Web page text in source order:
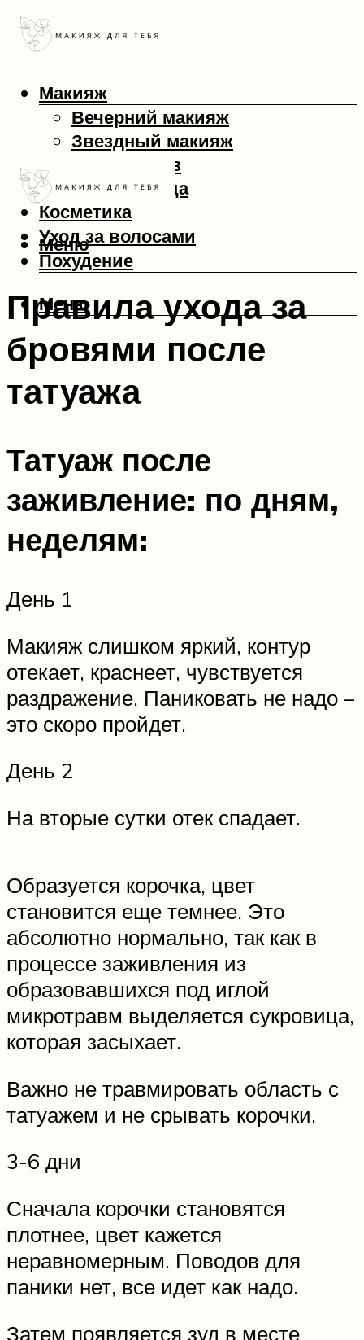
Макияж
Вечерний макияж
Звездный макияж
Макияж глаз
Макияж лица
Косметика
Уход за волосами
Похудение
Меню
Меню
Правила ухода за
бровями после
татуажа
Татуаж после
заживление: по дням,
неделям:
День 1
Макияж слишком яркий, контур
отекает, краснеет, чувствуется
раздражение. Паниковать не надо –
это скоро пройдет.
День 2
На вторые сутки отек спадает.
Образуется корочка, цвет
становится еще темнее. Это
абсолютно нормально, так как в
процессе заживления из
образовавшихся под иглой
микротравм выделяется сукровица,
которая засыхает.
Важно не травмировать область с
татуажем и не срывать корочки.
3-6 дни
Сначала корочки становятся
плотнее, цвет кажется
неравномерным. Поводов для
паники нет, все идет как надо.
Затем появляется зуд в месте